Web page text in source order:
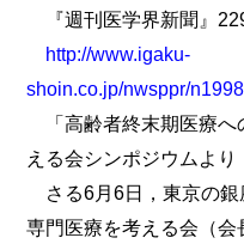
『週刊医学界新聞』
http://www.igaku-
shoin.co.jp/nwsppr/
「高齢者終末期医療
える会シンポジウムより
さる6月6日，東京の銀
専門医療を考える会（